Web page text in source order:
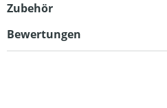
Zubehör
Bewertungen